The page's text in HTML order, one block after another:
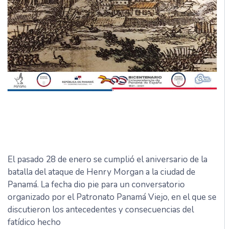
El pasado 28 de enero se cumplió el aniversario de la
batalla del ataque de Henry Morgan a la ciudad de
Panamá. La fecha dio pie para un conversatorio
organizado por el Patronato Panamá Viejo, en el que se
discutieron los antecedentes y consecuencias del
fatídico hecho